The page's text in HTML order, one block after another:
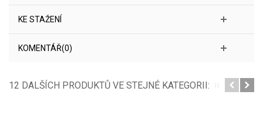
KE STAŽENÍ
KOMENTÁŘ(0)
12 DALŠÍCH PRODUKTŮ VE STEJNÉ KATEGORII: